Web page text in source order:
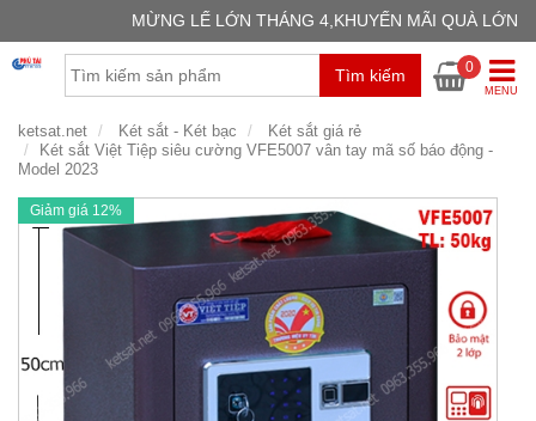
MỪNG LẾ LỚN THÁNG 4,KHUYẾN MÃI QUÀ LỚN
Tìm kiếm
GIỎ
Chưa
0
MENU
ketsat.net Két sắt - Két bạc
Két sắt giá rẻ
Két sắt Việt Tiệp siêu cường VFE5007 vân tay mã số báo động -
Model 2023
Giảm giá 12%